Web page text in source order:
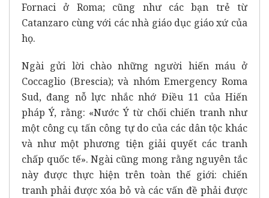
Fornaci ở Roma; cũng như các bạn trẻ từ
Catanzaro cùng với các nhà giáo dục giáo xứ của
họ.
Ngài gửi lời chào những người hiến máu ở
Coccaglio (Brescia); và nhóm Emergency Roma
Sud, đang nỗ lực nhắc nhớ Điều 11 của Hiến
pháp Ý, rằng: «Nước Ý từ chối chiến tranh như
một công cụ tấn công tự do của các dân tộc khác
và như một phương tiện giải quyết các tranh
chấp quốc tế». Ngài cũng mong rằng nguyên tắc
này được thực hiện trên toàn thế giới: chiến
tranh phải được xóa bỏ và các vấn đề phải được